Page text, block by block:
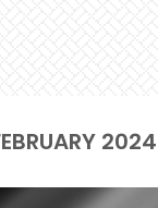
2024